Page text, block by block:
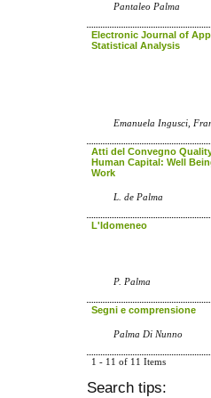
Pantaleo Palma
Electronic Journal of
Statistical Analysis
Emanuela Ingusci,
Atti del Convegno
Human Capital: Well
Work
L. de Palma
L'Idomeneo
P. Palma
Segni e comprensione
Palma Di Nunno
1 - 11 of 11 Items
Search tips: